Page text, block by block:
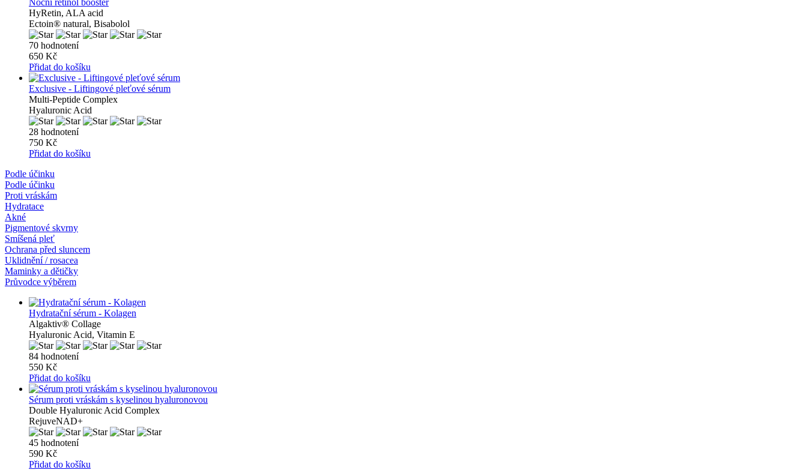
Noční retinol booster
HyRetin, ALA acid
Ectoin® natural, Bisabolol
70 hodnotení
650 Kč
Přidat do košíku
Exclusive - Liftingové pleťové sérum
Multi-Peptide Complex
Hyaluronic Acid
28 hodnotení
750 Kč
Přidat do košíku
Podle účinku
Podle účinku
Proti vráskám
Hydratace
Akné
Pigmentové skvrny
Smíšená pleť
Ochrana před sluncem
Uklidnění / rosacea
Maminky a dětičky
Průvodce výběrem
Hydratační sérum - Kolagen
Algaktiv® Collage
Hyaluronic Acid, Vitamin E
84 hodnotení
550 Kč
Přidat do košíku
Sérum proti vráskám s kyselinou hyaluronovou
Double Hyaluronic Acid Complex
RejuveNAD+
45 hodnotení
590 Kč
Přidat do košíku